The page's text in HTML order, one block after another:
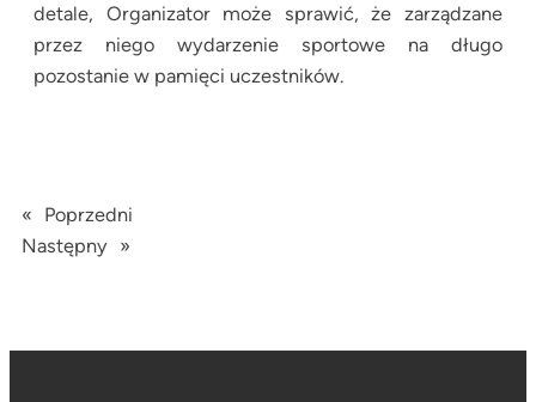
detale, Organizator może sprawić, że zarządzane
przez niego wydarzenie sportowe na długo
pozostanie w pamięci uczestników.
«
Poprzedni
Następny »